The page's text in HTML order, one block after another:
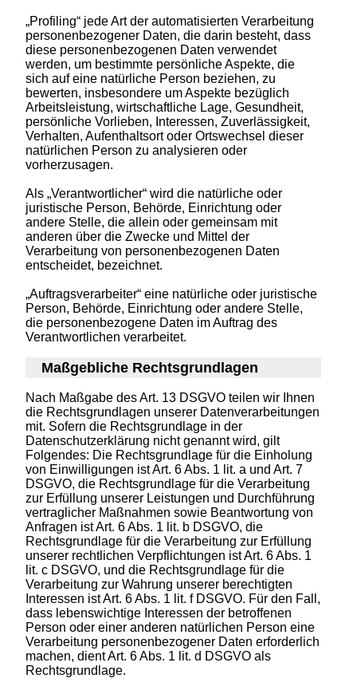
„Profiling“ jede Art der automatisierten Verarbeitung
personenbezogener Daten, die darin besteht, dass
diese personenbezogenen Daten verwendet
werden, um bestimmte persönliche Aspekte, die
sich auf eine natürliche Person beziehen, zu
bewerten, insbesondere um Aspekte bezüglich
Arbeitsleistung, wirtschaftliche Lage, Gesundheit,
persönliche Vorlieben, Interessen, Zuverlässigkeit,
Verhalten, Aufenthaltsort oder Ortswechsel dieser
natürlichen Person zu analysieren oder
vorherzusagen.
Als „Verantwortlicher“ wird die natürliche oder
juristische Person, Behörde, Einrichtung oder
andere Stelle, die allein oder gemeinsam mit
anderen über die Zwecke und Mittel der
Verarbeitung von personenbezogenen Daten
entscheidet, bezeichnet.
„Auftragsverarbeiter“ eine natürliche oder juristische
Person, Behörde, Einrichtung oder andere Stelle,
die personenbezogene Daten im Auftrag des
Verantwortlichen verarbeitet.
Maßgebliche Rechtsgrundlagen
Nach Maßgabe des Art. 13 DSGVO teilen wir Ihnen
die Rechtsgrundlagen unserer Datenverarbeitungen
mit. Sofern die Rechtsgrundlage in der
Datenschutzerklärung nicht genannt wird, gilt
Folgendes: Die Rechtsgrundlage für die Einholung
von Einwilligungen ist Art. 6 Abs. 1 lit. a und Art. 7
DSGVO, die Rechtsgrundlage für die Verarbeitung
zur Erfüllung unserer Leistungen und Durchführung
vertraglicher Maßnahmen sowie Beantwortung von
Anfragen ist Art. 6 Abs. 1 lit. b DSGVO, die
Rechtsgrundlage für die Verarbeitung zur Erfüllung
unserer rechtlichen Verpflichtungen ist Art. 6 Abs. 1
lit. c DSGVO, und die Rechtsgrundlage für die
Verarbeitung zur Wahrung unserer berechtigten
Interessen ist Art. 6 Abs. 1 lit. f DSGVO. Für den Fall,
dass lebenswichtige Interessen der betroffenen
Person oder einer anderen natürlichen Person eine
Verarbeitung personenbezogener Daten erforderlich
machen, dient Art. 6 Abs. 1 lit. d DSGVO als
Rechtsgrundlage.